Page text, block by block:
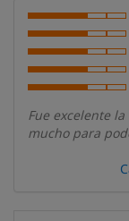
Fue excelente
mucho para